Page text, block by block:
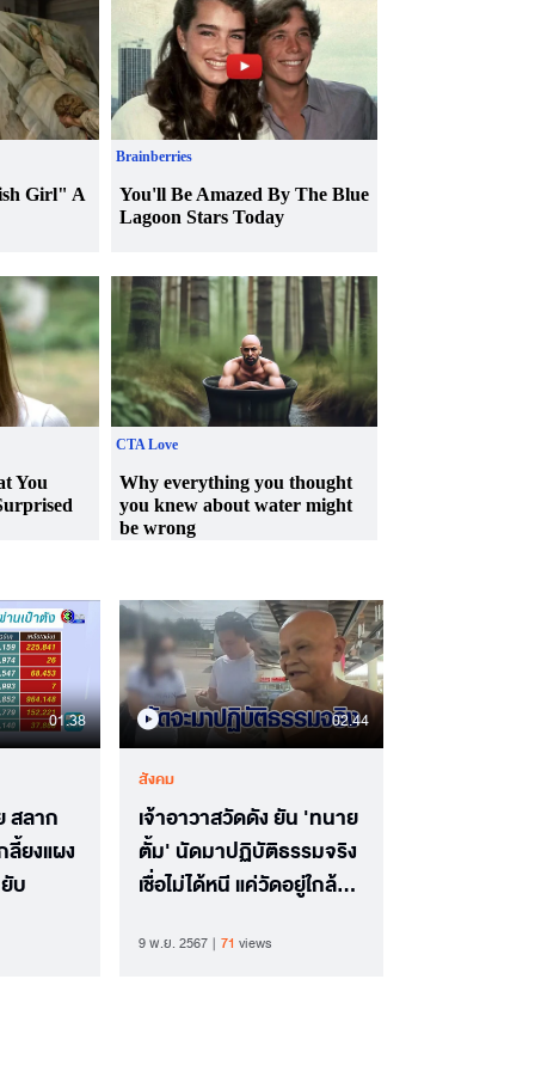
01.38
สลาก
ยงแผง
บ
02.44
สังคม
เจ้าอาวาสวัดดัง ยัน 'ทนาย
ตั้ม' นัดมาปฏิบัติธรรมจริง
เชื่อไม่ได้หนี แค่วัดอยู่ใกล้
9 พ.ย. 2567 71 views